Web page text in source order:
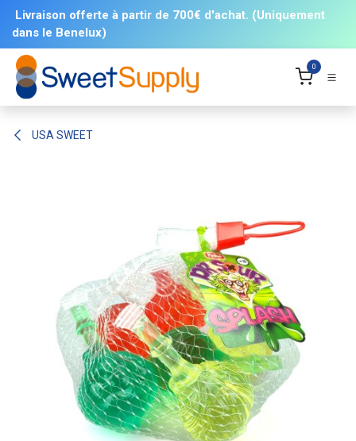
Livraison offerte à partir de 700€ d'achat. (Uniquement
dans le Benelux)
0
USA SWEET